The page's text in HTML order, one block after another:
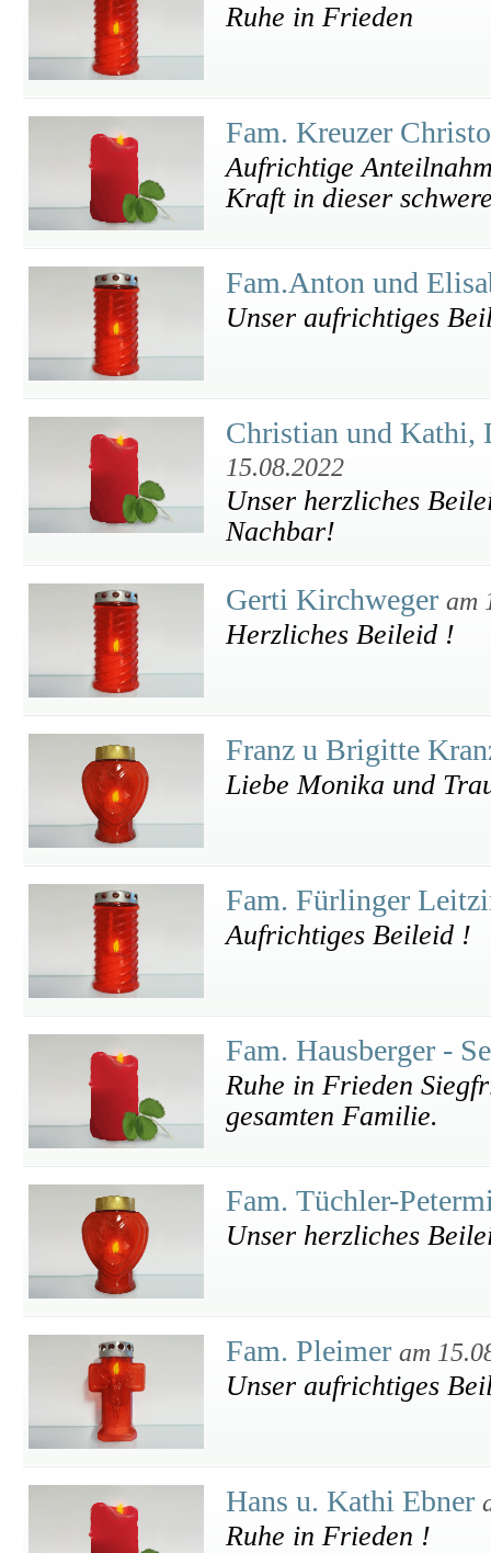
Ruhe in Frieden
Fam. Kreuzer
Aufrichtige
Kraft in dieser
Fam.Anton und
Unser aufrichtiges
Christian und
15.08.2022
Unser herzliches
Nachbar!
Gerti Kirchweger am
Herzliches Beileid !
Franz u Brigitte
Liebe Monika und
Fam. Fürlinger
Aufrichtiges Beileid !
Fam. Hausberger -
Ruhe in Frieden
gesamten Familie.
Fam. Tüchler-
Unser herzliches
Fam. Pleimer am
Unser aufrichtiges
Hans u. Kathi Ebner
Ruhe in Frieden !